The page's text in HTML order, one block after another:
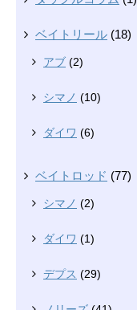
ベイトリール (18)
アブ (2)
シマノ (10)
ダイワ (6)
ベイトロッド (77)
シマノ (2)
ダイワ (1)
デプス (29)